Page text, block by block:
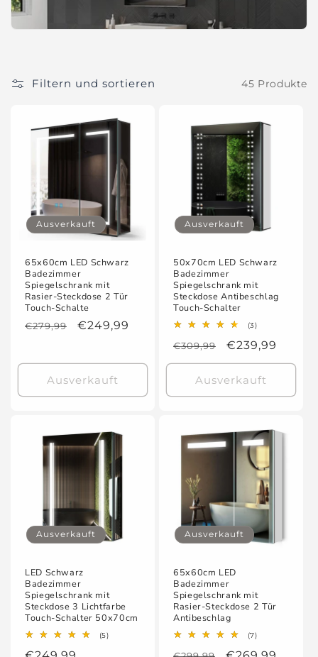
i
e
Filtern und sortieren 45 Produkte
Ausverkauft
65x60cm LED Schwarz
Badezimmer
Spiegelschrank mit
Rasier-Steckdose 2 Tür
Touch-Schalte
Normaler
€279,99 Verkaufspreis
€249,99
Ausverkauft
Ausverkauft
50x70cm LED Schwarz
Badezimmer
Spiegelschrank mit
Steckdose Antibeschlag
Touch-Schalter
(3)3
insgesamt
Normaler
Preis
€309,99 Verkaufspreis
€239,99
Ausverkauft
Ausverkauft
LED Schwarz
Badezimmer
Spiegelschrank mit
Steckdose 3 Lichtfarbe
Touch-Schalter 50x70cm
(5)5
Ausverkauft
65x60cm LED
Badezimmer
Spiegelschrank mit
Rasier-Steckdose 2 Tür
Antibeschlag
(7)7
insgesamt